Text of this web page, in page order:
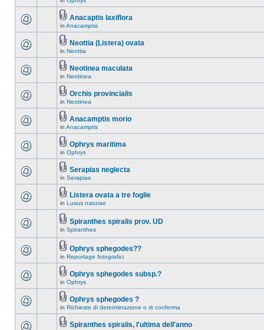
Anacaptis laxiflora
in Anacamptis
Neottia (Listera) ovata
in Neottia
Neotinea maculata
in Neotinea
Orchis provincialis
in Neotinea
Anacamptis morio
in Anacamptis
Ophrys maritima
in Ophrys
Serapias neglecta
in Serapias
Listera ovata a tre foglie
in Lusus naturae
Spiranthes spiralis prov. UD
in Spiranthes
Ophrys sphegodes??
in Reportage fotografici
Ophrys sphegodes subsp.?
in Ophrys
Ophrys sphegodes ?
in Richieste di determinazione o di conferma
Spiranthes spiralis, l'ultima dell'anno